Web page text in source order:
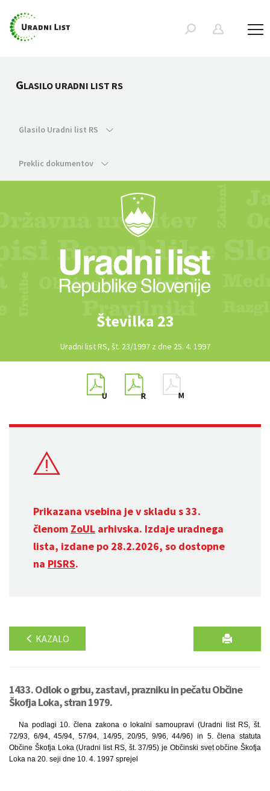
GLASILO URADNI LIST RS
Glasilo Uradni list RS
Preklic dokumentov
Številka 23
Uradni list RS, št. 23/1997 z dne 25. 4. 1997
Prikazana vsebina je v skladu s 33.
členom ZoUL arhivska. Izdaje uradnega
lista, izdane po 28.2.2026, so dostopne
na PISRS.
KAZALO
1433. Odlok o grbu, zastavi, prazniku in pečatu Občine
Škofja Loka, stran 1979.
Na podlagi 10. člena zakona o lokalni samoupravi (Uradni list RS, št.
72/93, 6/94, 45/94, 57/94, 14/95, 20/95, 9/96, 44/96) in 5. člena statuta
Občine Škofja Loka (Uradni list RS, št. 37/95) je Občinski svet občine Škofja
Loka na 20. seji dne 10. 4. 1997 sprejel